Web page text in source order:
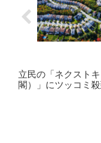
立民の「ネクスト
閣）」にツッコミ殺